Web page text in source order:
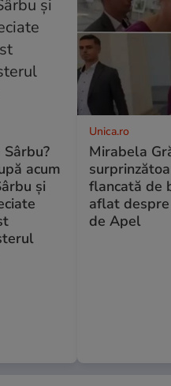
acum
și
Unica.ro
Mirabela
flancată de
aflat
de Apel